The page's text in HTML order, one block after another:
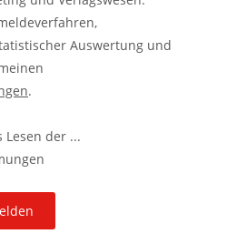
Auswertung und
.
Lesen der ...